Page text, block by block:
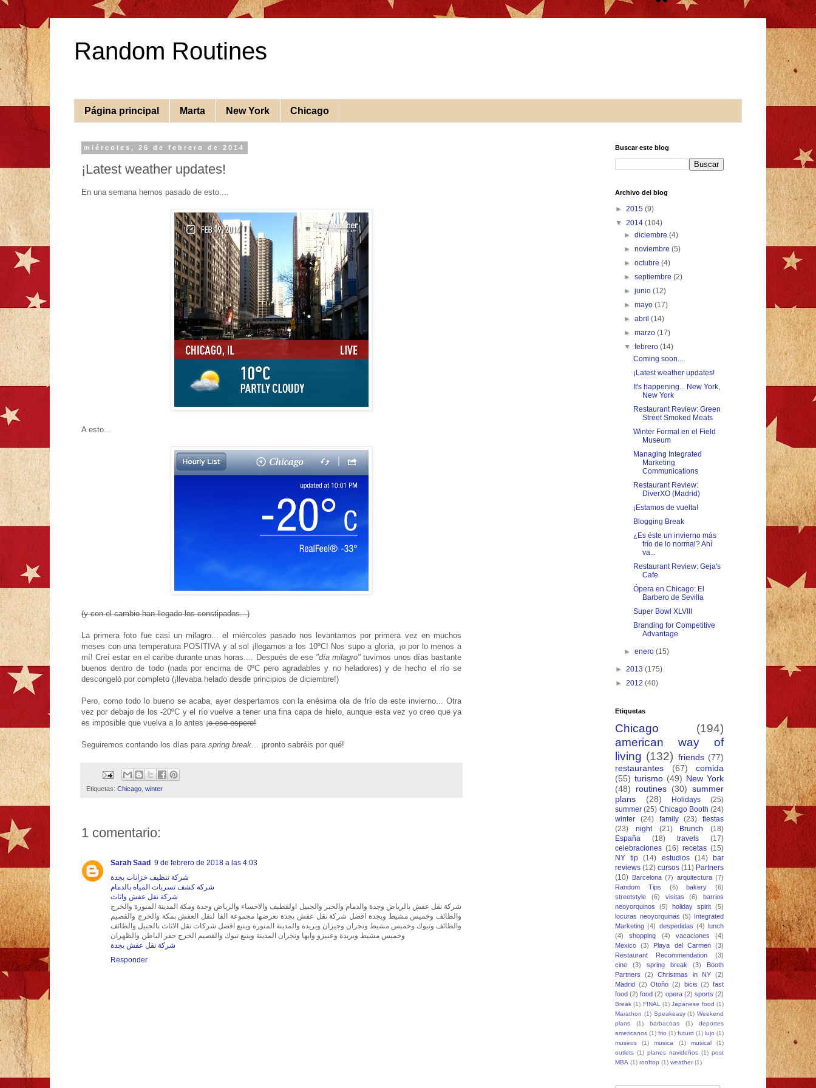
Random Routines
Página principal Marta New York Chicago
miércoles, 26 de febrero de 2014
¡Latest weather updates!
En una semana hemos pasado de esto....
A esto...
(y con el cambio han llegado los constipados...)
La primera foto fue casi un milagro... el miércoles pasado nos levantamos por primera vez en muchos
meses con una temperatura POSITIVA y al sol ¡llegamos a los 10ºC! Nos supo a gloria, ¡o por lo menos a
mí! Creí estar en el caribe durante unas horas.... Después de ese "día milagro" tuvimos unos días bastante
buenos dentro de todo (nada por encima de 0ºC pero agradables y no heladores) y de hecho el río se
descongeló por completo (¡llevaba helado desde principios de diciembre!)
Pero, como todo lo bueno se acaba, ayer despertamos con la enésima ola de frío de este invierno... Otra
vez por debajo de los -20ºC y el río vuelve a tener una fina capa de hielo, aunque esta vez yo creo que ya
es imposible que vuelva a lo antes ¡o eso espero!
Seguiremos contando los días para spring break ... ¡pronto sabréis por qué!
Etiquetas: Chicago winter
1 comentario:
Sarah Saad 9 de febrero de 2018 a las 4:03
شركة تنظيف خزانات بجدة
شركة كشف تسربات المياه بالدمام
شركة نقل عفش واثاث
شركة نقل عفش بالرياض وجدة والدمام والخبر والجبيل اولقطيف والاحساء والرياض وجدة ومكة المدينة المنورة والخرج
والطائف وخميس مشيط وبجدة افضل شركة نقل عفش بجدة نعرضها مجموعة الفا لنقل العفش بمكة والخرج والقصيم
والطائف وتبوك وخميس مشيط ونجران وجيزان وبريدة والمدينة المنورة وينبع افضل شركات نقل الاثاث بالجبيل والطائف
وخميس مشيط وبريدة وعنيزو وابها ونجران المدينة وينبع تبوك والقصيم الخرج حفر الباطن والظهران
شركة نقل عفش بجدة
Responder
Buscar este blog
Archivo del blog
► 2015 (9)
▼ 2014 (104)
►diciembre(4)
►noviembre(5)
►octubre(4)
►septiembre(2)
►junio(12)
►mayo(17)
►abril(14)
►marzo(17)
▼febrero(14)
Coming soon....
¡Latest weather updates!
It's happening... New York,
New York
Restaurant Review: Green
Street Smoked Meats
Winter Formal en el Field
Museum
Managing Integrated
Marketing
Communications
Restaurant Review:
DiverXO (Madrid)
¡Estamos de vuelta!
Blogging Break
¿Es éste un invierno más
frío de lo normal? Ahí
va...
Restaurant Review: Geja's
Cafe
Ópera en Chicago: El
Barbero de Sevilla
Super Bowl XLVIII
Branding for Competitive
Advantage
►enero(15)
► 2013 (175)
► 2012 (40)
Etiquetas
Chicago
(194)
american way of
living (132) friends (77)
restaurantes
(67)
comida
(55) turismo (49) New York
(48)
routines (30) summer
plans
(28) Holidays
(25)
summer (25) Chicago Booth (24)
winter
(24) family (23)
fiestas
(23)
night (21) Brunch
(18)
España
(18) travels
(17)
celebraciones (16) recetas (15)
NY tip
(14) estudios (14)
bar
reviews (12) cursos (11) Partners
(10) Barcelona (7) arquitectura (7)
Random Tips
(6) bakery
(6)
streetstyle
(6) visitas (6)
barrios
neoyorquinos
(5) holiday spirit (5)
locuras neoyorquinas (5) Integrated
Marketing (4) despedidas (4) lunch
(4)
shopping (4) vacaciones
(4)
Mexico
(3) Playa del Carmen
(3)
Restaurant Recommendation
(3)
cine
(3) spring break (3)
Booth
Partners
(2) Christmas in NY
(2)
Madrid (2) Otoño (2) bicis (2) fast
food (2) food (2) opera (2) sports (2)
Break (1) FINAL (1) Japanese food (1)
Marathon (1) Speakeasy (1) Weekend
plans
(1) barbacoas (1)
deportes
americanos (1) frio (1) futuro (1) lujo (1)
museos
(1) musica (1) musical
(1)
outlets (1) planes navideños (1) post
MBA (1) rooftop (1) weather (1)